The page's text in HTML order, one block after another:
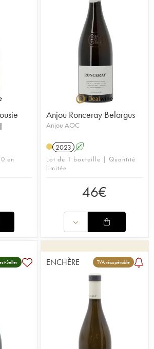
en
Anjou Ronceray Belargus
Anjou AOC
2023 A
Lot de 1 bouteille | Quantité
limitée
46€
Seller ENCHÈRE TVA récupérable